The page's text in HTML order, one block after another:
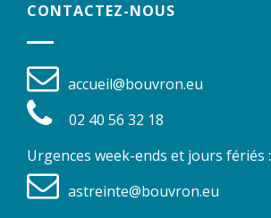
CONTACTEZ-NOUS
accueil@bouvron.eu
02 40 56 32 18
Urgences week-ends et jours fériés :
astreinte@bouvron.eu